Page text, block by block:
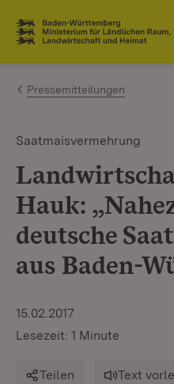
Zum Inhalt springen
Link zur Startseite
Pressemitteilungen
Saatmaisvermehrung
Hauk:
deutsche
aus Baden-
15.02.2017
Lesezeit: 1 Minute
Teilen Text